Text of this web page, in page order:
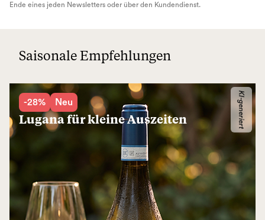
Ende eines jeden Newsletters oder über den Kundendienst.
Saisonale Empfehlungen
-28% Neu
Lugana für kleine Auszeiten KI-generiert